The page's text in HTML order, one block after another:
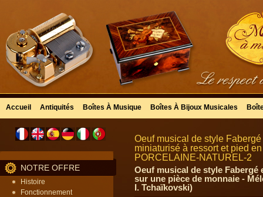
Accueil Antiquités Boîtes À Musique Boîtes À Bijoux Musicales
NOTRE OFFRE
Histoire
Fonctionnement
Oeuf musical de style
miniaturisé à ressort et pied
PORCELAINE-NATUREL-2
Oeuf musical de style Fabergé
sur une pièce de monnaie -
I. Tchaïkovski)